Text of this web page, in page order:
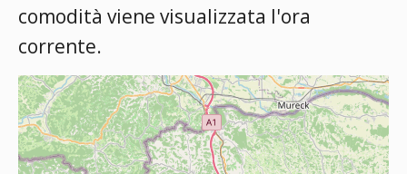
comodità viene visualizzata l'ora
corrente.